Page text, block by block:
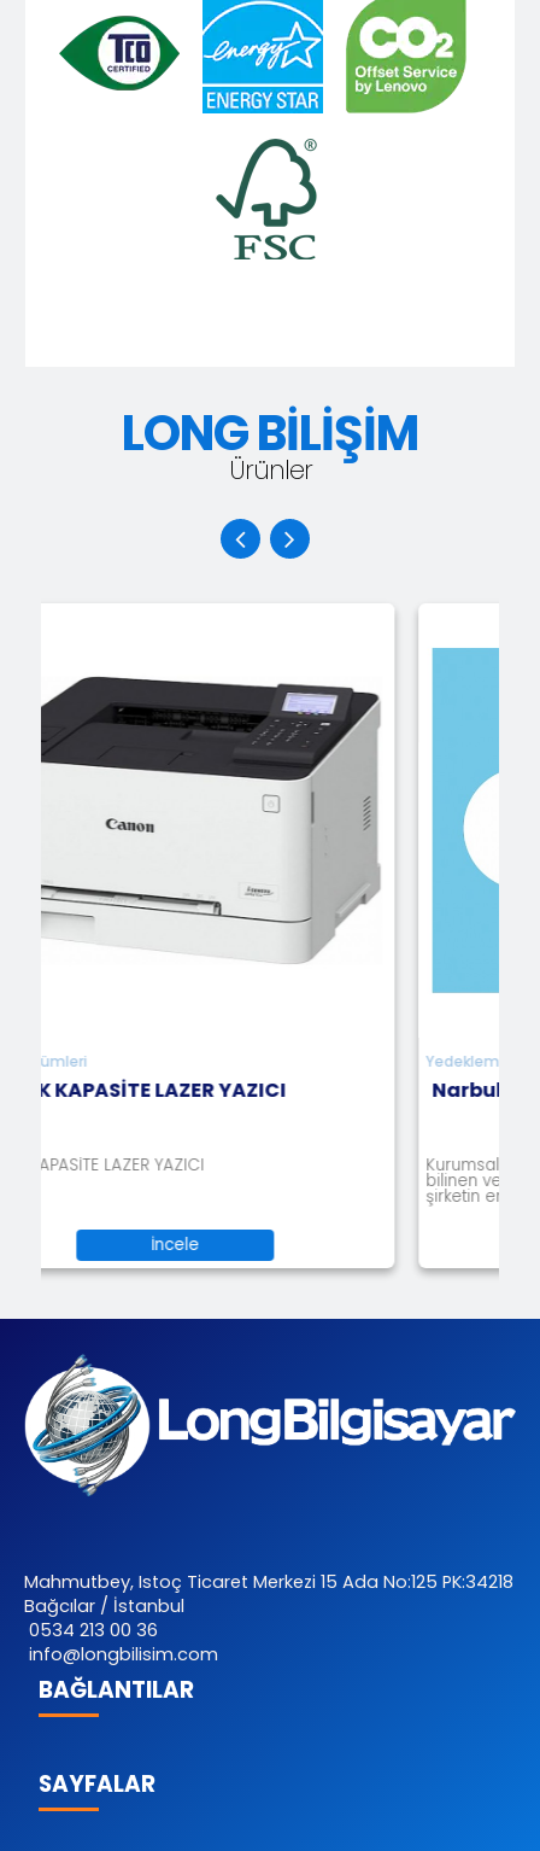
LONG BİLİŞİM
Ürünler
Narbulut Bulut Yedekleme
Kurumsal bilgi teknolojileri alanında uzun
bilinen ve dile getirilen bir gerçek var: Veri, bir
Mahmutbey, Istoç Ticaret Merkezi 15 Ada No:125 PK:34218
Bağcılar / İstanbul
0534 213 00 36
info@longbilisim.com
BAĞLANTILAR
SAYFALAR